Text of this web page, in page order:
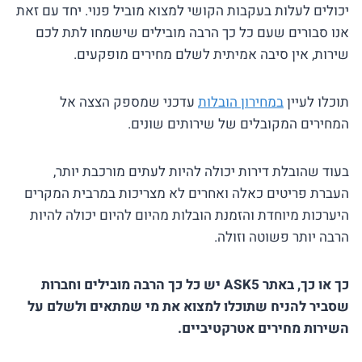
יכולים לעלות בעקבות הקושי למצוא מוביל פנוי. יחד עם זאת
אנו סבורים שעם כל כך הרבה מובילים שישמחו לתת לכם
שירות, אין סיבה אמיתית לשלם מחירים מופקעים.
תוכלו לעייןבמחירון הובלות עדכני שמספק הצצה אל
המחירים המקובלים של שירותים שונים.
בעוד שהובלת דירות יכולה להיות לעתים מורכבת יותר,
העברת פריטים כאלה ואחרים לא מצריכות במרבית המקרים
היערכות מיוחדת והזמנת הובלות מהיום להיום יכולה להיות
הרבה יותר פשוטה וזולה.
כך או כך, באתר ASK5 יש כל כך הרבה מובילים וחברות
שסביר להניח שתוכלו למצוא את מי שמתאים ולשלם על
השירות מחירים אטרקטיביים.